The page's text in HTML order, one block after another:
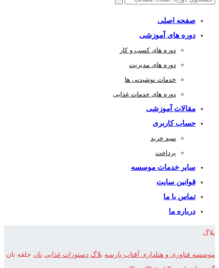
صفحه اصلی
دوره های آموزشی
دوره های کسب و کار
دوره های مدیریت
خدمات نوشیدنی ها
دوره های خدمات غذایی
مقالات آموزشی
حساب کاربری
سبد خرید
پرداخت
سایر خدمات موسسه
قوانین سایت
تماس با ما
درباره ما
بلاگ
موسسه فناوری و هتلداری آفتاب پارسه بلاگ دستورات غذایی نان حلقه نان